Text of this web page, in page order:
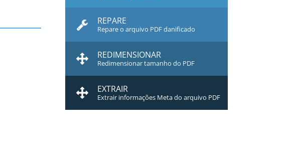
REPARE
Repare o arquivo PDF danificado
REDIMENSIONAR
Redimensionar tamanho do PDF
EXTRAIR
Extrair informações Meta do arquivo PDF